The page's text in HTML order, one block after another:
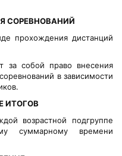
СОРЕВНОВАНИЙ
прохождения дистанций
за собой право внесения
в зависимости
ИТОГОВ
возрастной подгруппе
суммарному времени